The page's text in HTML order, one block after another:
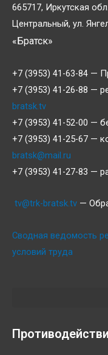
665717, Иркутская
Центральный, ул.
«Братск»
+7 (3953) 41-63-84 —
+7 (3953) 41-26-88 —
bratsk.tv
+7 (3953) 41-52-00 —
+7 (3953) 41-25-67 —
bratsk@mail.ru
+7 (3953) 41-27-83 —
tv@trk-bratsk.tv —
Сводная ведомость
условий труда